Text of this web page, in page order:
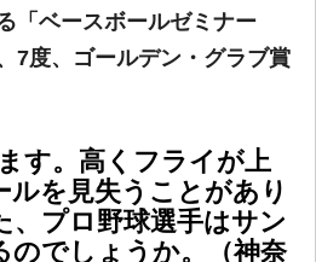
「ベースボールゼミナー
7度、ゴールデン・グラブ賞
す。高くフライが上
を見失うことがあり
、プロ野球選手はサン
のでしょうか。（神奈